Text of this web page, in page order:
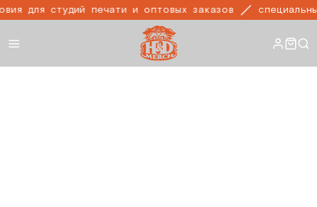
для студий печати и оптовых заказов